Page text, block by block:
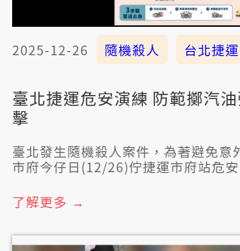
2025-12-26 隨機殺人 台北捷運
臺北捷運危安演練 防範擲汽
擊
臺北發生隨機殺人案件，為著避免意
市府今仔日(12/26)佇捷運市府站危
狀況、送病院。另外，警政署也強調
大型活動，會動員8700位警察，部署
了解更多 →